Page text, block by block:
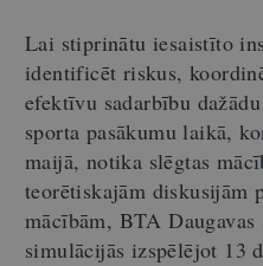
Lai stiprinātu iesaistīto
identificēt riskus,
efektīvu sadarbību
sporta pasākumu laikā,
maijā, notika slēgtas
teorētiskajām diskusijām
mācībām, BTA
simulācijās izspēlējot 13